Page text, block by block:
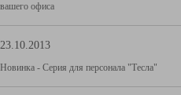
вашего офиса
23.10.2013
Новинка - Серия для персонала "Тесла"